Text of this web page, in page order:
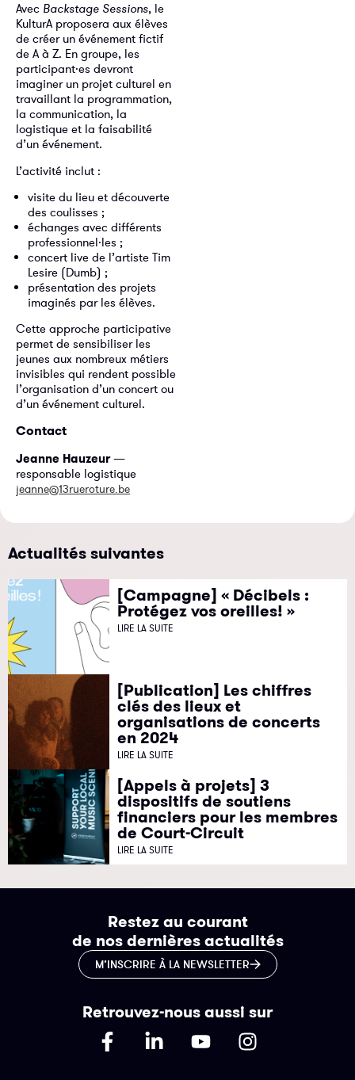
Avec Backstage Sessions, le
KulturA proposera aux élèves
de créer un événement fictif
de A à Z. En groupe, les
participant·es devront
imaginer un projet culturel en
travaillant la programmation,
la communication, la
logistique et la faisabilité
d’un événement.
L’activité inclut :
visite du lieu et découverte
des coulisses ;
échanges avec différents
professionnel·les ;
concert live de l’artiste Tim
Lesire (Dumb) ;
présentation des projets
imaginés par les élèves.
Cette approche participative
permet de sensibiliser les
jeunes aux nombreux métiers
invisibles qui rendent possible
l’organisation d’un concert ou
d’un événement culturel.
Contact
Jeanne Hauzeur—
responsable logistique
jeanne@13rueroture.be
Actualités suivantes
[Campagne] « Décibels :
Protégez vos oreilles! »
LIRE LA SUITE
[Publication] Les chiffres
clés des lieux et
organisations de concerts
en 2024
LIRE LA SUITE
[Appels à projets] 3
dispositifs de soutiens
financiers pour les membres
de Court-Circuit
LIRE LA SUITE
Restez au courant
de nos dernières actualités
M’INSCRIRE À LA NEWSLETTER
Retrouvez-nous aussi sur